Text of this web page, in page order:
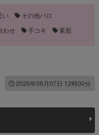
い
その他パロ
わせ 手コキ 素股
2026年06月07日 12時00分